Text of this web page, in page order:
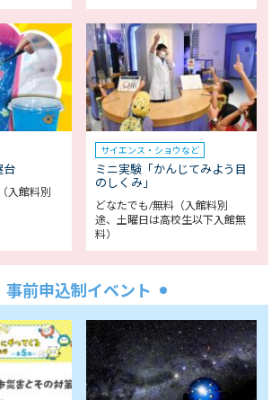
台
入館料別
サイエンス・ショウなど
ミニ実験「かんじてみよう目
のしくみ」
どなたでも/無料（入館料別
途、土曜日は高校生以下入館無
料）
事前申込制イベント